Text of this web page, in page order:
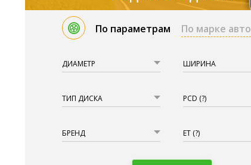
По параметрам По марке авто
ДИАМЕТР ШИРИНА
ТИП ДИСКА PCD (?)
БРЕНД ET (?)